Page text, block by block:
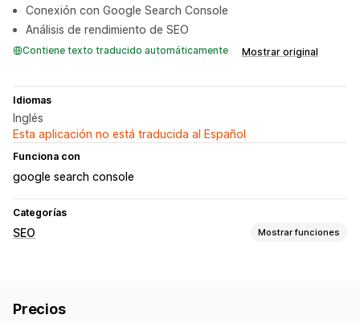
Conexión con Google Search Console
Análisis de rendimiento de SEO
Contiene texto traducido automáticamente Mostrar original
Idiomas
Inglés
Esta aplicación no está traducida al Español
Funciona con
google search console
Categorías
SEO Mostrar funciones
Generación de IA
Precios